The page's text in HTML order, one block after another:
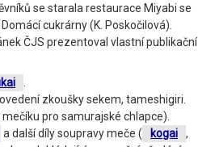
se starala restaurace Miyabi se
cukrárny (K. Poskočilová).
ČJS prezentoval vlastní publikační
zkoušky sekem, tameshigiri.
pro samurajské chlapce).
a další díly soupravy meče ( kogai
,